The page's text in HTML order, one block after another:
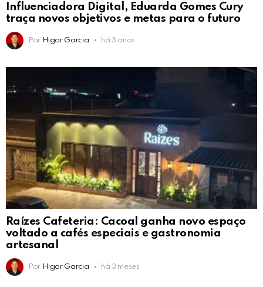
Influenciadora Digital, Eduarda Gomes Cury
traça novos objetivos e metas para o futuro
Por Higor Garcia há 3 anos
Raízes Cafeteria: Cacoal ganha novo espaço
voltado a cafés especiais e gastronomia
artesanal
Por Higor Garcia há 3 meses